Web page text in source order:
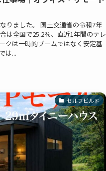
りました。 国土交通省の令和7年
は全国で25.2％、直近1年間のテレ
クは一時的ブームではなく安定基
は...
セルフビルド